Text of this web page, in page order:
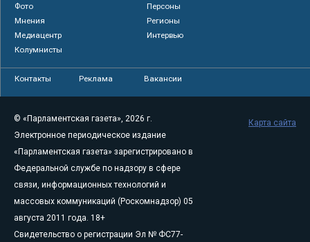
Фото
Персоны
Мнения
Регионы
Медиацентр
Интервью
Колумнисты
Контакты Реклама Вакансии
© «Парламентская газета», 2026 г.
Электронное периодическое издание
«Парламентская газета» зарегистрировано в
Федеральной службе по надзору в сфере
связи, информационных технологий и
массовых коммуникаций (Роскомнадзор) 05
августа 2011 года. 18+
Свидетельство о регистрации Эл № ФС77-
Карта сайта